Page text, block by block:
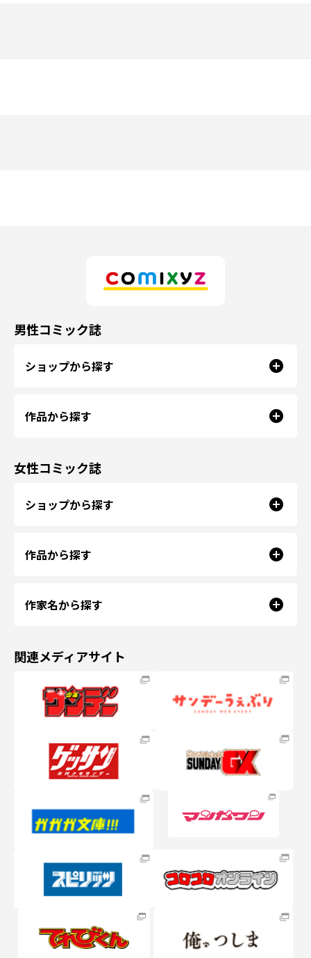
男性コミック誌
ショップから探す
作品から探す
女性コミック誌
ショップから探す
作品から探す
作家名から探す
関連メディアサイト